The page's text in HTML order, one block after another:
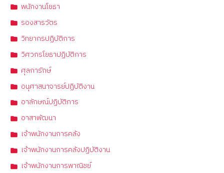
พนักงานโยธา
รองสารวัตร
วิทยากรปฏิบัติการ
วิศวกรโยธาปฏิบัติการ
ศุลการักษ์
อนุศาสนาจารย์ปฏิบัติงาน
อาลักษณ์ปฏิบัติการ
อาสาพัฒนา
เจ้าพนักงานการคลัง
เจ้าพนักงานการคลังปฏิบัติงาน
เจ้าพนักงานการพาณิชย์